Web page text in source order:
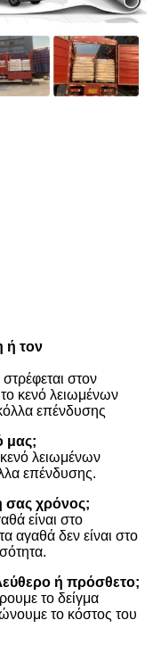
ή τον
στον
κενό λειωμένων
επένδυσης
μας;
λειωμένων
επένδυσης.
σας χρόνος;
είναι στο
αγαθά δεν είναι στο
ή πρόσθετο;
το δείγμα
το κόστος του